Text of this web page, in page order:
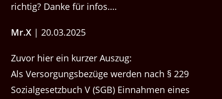
richtig? Danke für infos….
Mr.X | 20.03.2025
Zuvor hier ein kurzer Auszug:
Als Versorgungsbezüge werden nach § 229
Sozialgesetzbuch V (SGB) Einnahmen eines